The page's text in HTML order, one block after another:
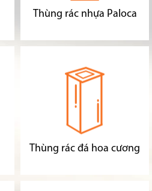
Thùng rác nhựa Paloca
Thùng rác đá hoa cương